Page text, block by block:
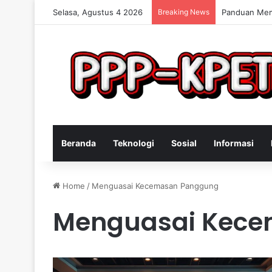
Selasa, Agustus 4 2026 Breaking News Panduan
Beranda Teknologi Sosial Informasi
Home / Menguasai Kecemasan Panggung
Menguasai